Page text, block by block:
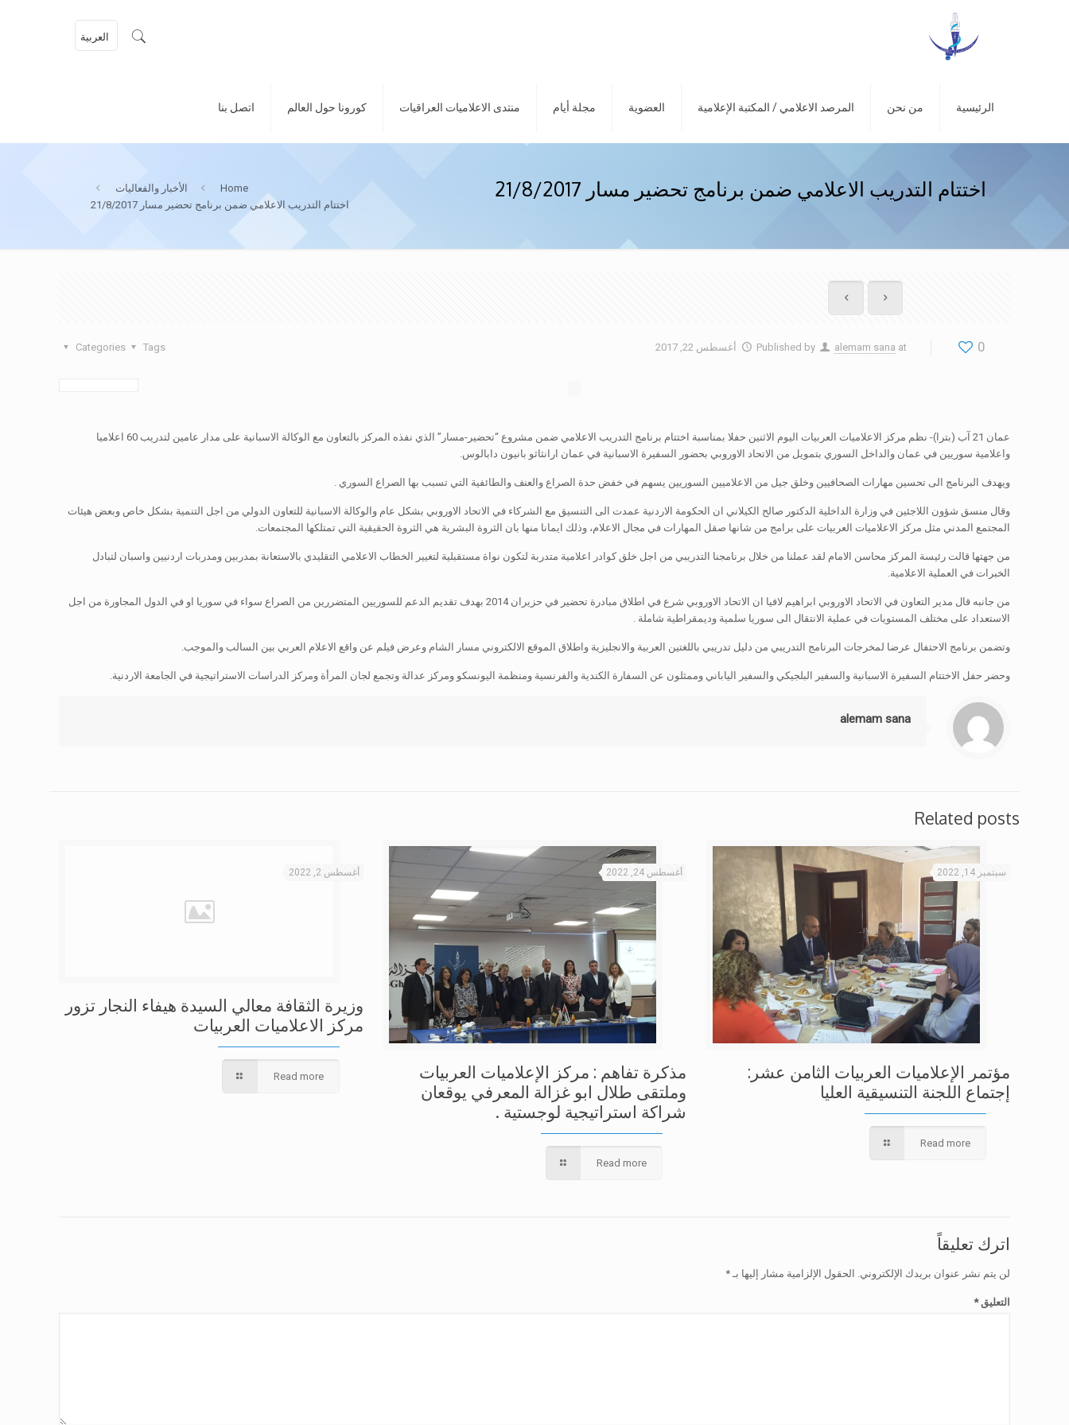
الرئيسية من نحن المرصد الاعلامي / المكتبة الإعلامية العضوية مجلة أيام منتدى الاعلاميات العراقيات كورونا حول العالم اتصل بنا
العربية
اختتام التدريب الاعلامي ضمن برنامج تحضير مسار 21/8/2017 Home
الأخبار والفعاليات
اختتام التدريب الاعلامي ضمن برنامج تحضير مسار 21/8/2017
0
Published by alemam sana at أغسطس 22, 2017 Categories Tags
عمان 21 آب (بترا)- نظم مركز الاعلاميات العربيات اليوم الاثنين حفلا بمناسبة اختتام برنامج التدريب الاعلامي ضمن مشروع “تحضير-مسار” الذي نفذه المركز بالتعاون مع الوكالة الاسبانية على مدار عامين لتدريب 60 اعلاميا
واعلامية سوريين في عمان والداخل السوري بتمويل من الاتحاد الاوروبي بحضور السفيرة الاسبانية في عمان ارانثاثو بانيون دابالوس.
ويهدف البرنامج الى تحسين مهارات الصحافيين وخلق جيل من الاعلاميين السوريين يسهم في خفض حدة الصراع والعنف والطائفية التي تسبب بها الصراع السوري .
وقال منسق شؤون اللاجئين في وزارة الداخلية الدكتور صالح الكيلاني ان الحكومة الاردنية عمدت الى التنسيق مع الشركاء في الاتحاد الاوروبي بشكل عام والوكالة الاسبانية للتعاون الدولي من اجل التنمية بشكل خاص وبعض هيئات
المجتمع المدني مثل مركز الاعلاميات العربيات على برامج من شانها صقل المهارات في مجال الاعلام، وذلك ايمانا منها بان الثروة البشرية هي الثروة الحقيقية التي تمتلكها المجتمعات.
من جهتها قالت رئيسة المركز محاسن الامام لقد عملنا من خلال برنامجنا التدريبي من اجل خلق كوادر اعلامية متدربة لتكون نواة مستقبلية لتغيير الخطاب الاعلامي التقليدي بالاستعانة بمدربين ومدربات اردنيين واسبان لتبادل
الخبرات في العملية الاعلامية.
من جانبه قال مدير التعاون في الاتحاد الاوروبي ابراهيم لافيا ان الاتحاد الاوروبي شرع في اطلاق مبادرة تحضير في حزيران 2014 بهدف تقديم الدعم للسوريين المتضررين من الصراع سواء في سوريا او في الدول المجاورة من اجل
الاستعداد على مختلف المستويات في عملية الانتقال الى سوريا سلمية وديمقراطية شاملة .
وتضمن برنامج الاحتفال عرضا لمخرجات البرنامج التدريبي من دليل تدريبي باللغتين العربية والانجليزية واطلاق الموقع الالكتروني مسار الشام وعرض فيلم عن واقع الاعلام العربي بين السالب والموجب.
وحضر حفل الاختتام السفيرة الاسبانية والسفير البلجيكي والسفير الياباني وممثلون عن السفارة الكندية والفرنسية ومنظمة اليونسكو ومركز عدالة وتجمع لجان المرأة ومركز الدراسات الاستراتيجية في الجامعة الاردنية.
alemam sana
Related posts
سبتمبر 14, 2022
مؤتمر الإعلاميات العربيات الثامن عشر:
إجتماع اللجنة التنسيقية العليا
Read more
أغسطس 24, 2022
مذكرة تفاهم : مركز الإعلاميات العربيات
وملتقى طلال ابو غزالة المعرفي يوقعان
شراكة استراتيجية لوجستية .
Read more
أغسطس 2, 2022
وزيرة الثقافة معالي السيدة هيفاء النجار تزور
مركز الاعلاميات العربيات
Read more
اترك تعليقاً
لن يتم نشر عنوان بريدك الإلكتروني. الحقول الإلزامية مشار إليها بـ*
التعليق*